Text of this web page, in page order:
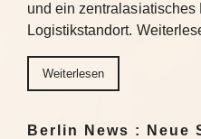
und ein zentralasiatisches
Logistikstandort.
Weiterlesen
Berlin News : Neue